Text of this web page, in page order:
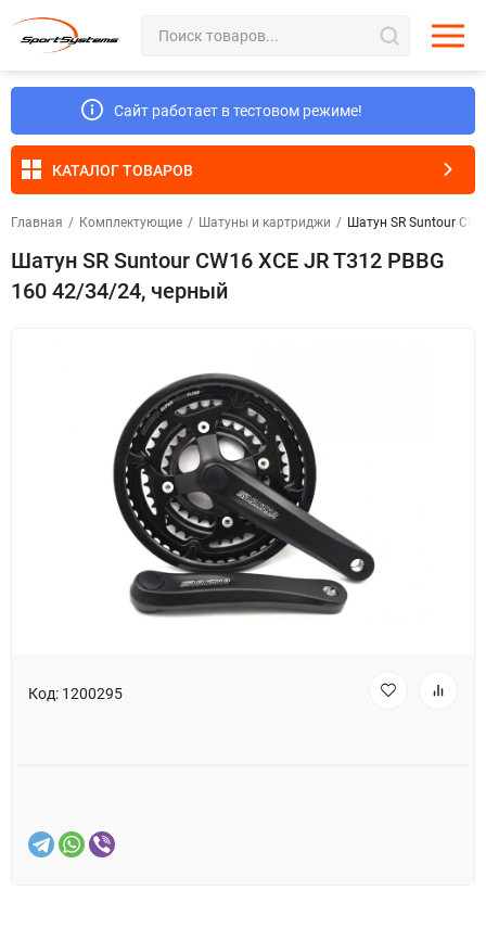
Сайт работает в тестовом режиме!
КАТАЛОГ ТОВАРОВ
Главная / Комплектующие / Шатуны и картриджи / Шатун SR Suntour
Шатун SR Suntour CW16 XCE JR T312 PBBG
160 42/34/24, черный
Код: 1200295